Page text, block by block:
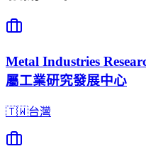
Metal Industries
屬工業研究發展中心
🇹🇼台灣